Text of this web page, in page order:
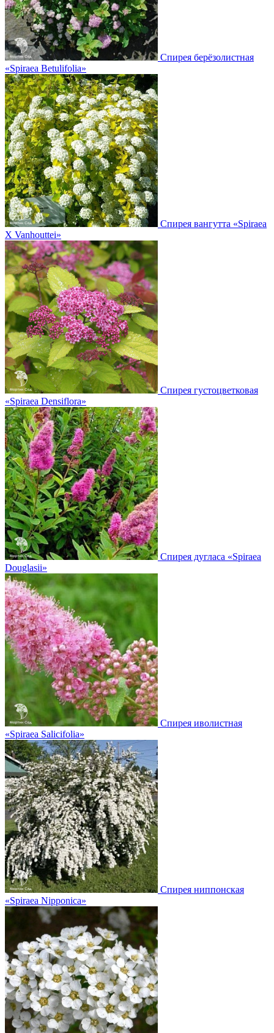
Спирея берёзолистная
«Spiraea Betulifolia»
Спирея вангутта «Spiraea
X Vanhouttei»
Спирея густоцветковая
«Spiraea Densiflora»
Спирея дугласа «Spiraea
Douglasii»
Спирея иволистная
«Spiraea Salicifolia»
Спирея ниппонская
«Spiraea Nipponica»